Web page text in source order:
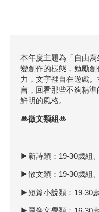
本年度主題為「自由
變創作的樣態，勉勵
力，文字裡自在遊戲
言，回看那些不夠精準
鮮明的風格。
ꔚ徵文類組ꔚ
▶散文類：19-30歲組
▶短篇小說類：19-30
▶圖像文學類：16-30